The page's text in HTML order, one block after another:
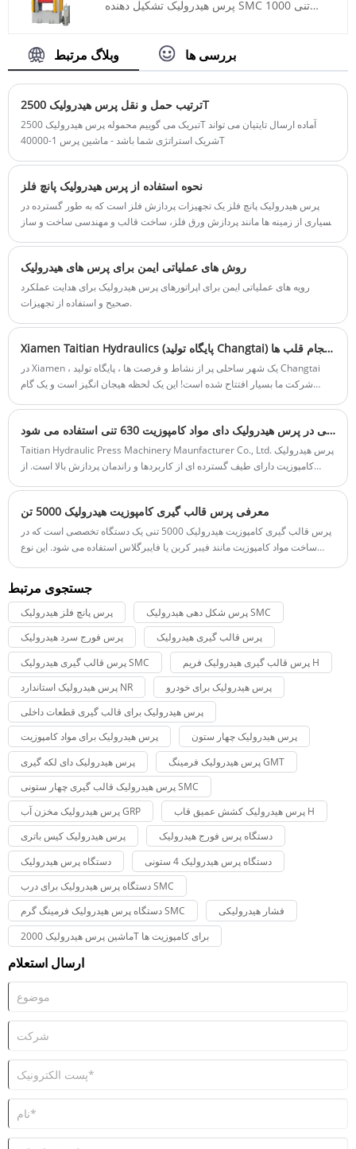
رنگ: طبق نیاز مشتری
حداقل سفارش: 1 مجموعه
زمان تحویل: حدود 4 ماه
پرس هیدرولیک تشکیل دهنده SMC 1000 تنی
مشتری اول، خدمات با کیفیت بالا و مدیریت
صادقانه پایبند بوده و تمام جزئیات محصول را با
روحیه مهارت انجام داده است تا به خوبی به هر
شماره مورد: TT-LM1000T
پرداخت: T/T، L/C
مبدا محصول: چین
رنگ: طبق نیاز مشتری
بندر حمل و نقل: بندر چینگدائو، بندر لیانیانگانگ
حداقل سفارش: 1 مجموعه
زمان تحویل: 4-5 ماه
وبلاگ مرتبط بررسی ها
ترتیب حمل و نقل پرس هیدرولیک 2500T
تبریک می گوییم محموله پرس هیدرولیک 2500T آماده ارسال تایتیان می تواند
شریک استراتژی شما باشد - ماشین پرس 1-40000T
نحوه استفاده از پرس هیدرولیک پانچ فلز
پرس هیدرولیک پانچ فلز یک تجهیزات پردازش فلز است که به طور گسترده در
بسیاری از زمینه ها مانند پردازش ورق فلز، ساخت قالب و مهندسی ساخت و ساز
روش های عملیاتی ایمن برای پرس های هیدرولیک
رویه های عملیاتی ایمن برای اپراتورهای پرس هیدرولیک برای هدایت عملکرد
صحیح و استفاده از تجهیزات.
Xiamen Taitian Hydraulics (پایگاه تولید Changtai) مراسم افتتاحیه و تیم سازی: یک نقطه شروع جدید ، انسجام قلب ها
در Xiamen ، یک شهر ساحلی پر از نشاط و فرصت ها ، پایگاه تولید Changtai
شرکت ما بسیار افتتاح شده است! این یک لحظه هیجان انگیز است و یک گام
چه مدلی در پرس هیدرولیک دای مواد کامپوزیت 630 تنی استفاده می شود
Taitian Hydraulic Press Machinery Maunfacturer Co., Ltd. پرس هیدرولیک
کامپوزیت دارای طیف گسترده ای از کاربردها و راندمان پردازش بالا است. از
معرفی پرس قالب گیری کامپوزیت هیدرولیک 5000 تن
پرس قالب گیری کامپوزیت هیدرولیک 5000 تنی یک دستگاه تخصصی است که در
ساخت مواد کامپوزیت مانند فیبر کربن یا فایبرگلاس استفاده می شود. این نوع
جستجوی مرتبط
پرس پانچ فلز هیدرولیک
پرس شکل دهی هیدرولیک SMC
پرس فورج سرد هیدرولیک
پرس قالب گیری هیدرولیک
پرس قالب گیری هیدرولیک SMC
پرس قالب گیری هیدرولیک فریم H
پرس هیدرولیک استاندارد NR
پرس هیدرولیک برای خودرو
پرس هیدرولیک برای قالب گیری قطعات داخلی
پرس هیدرولیک برای مواد کامپوزیت
پرس هیدرولیک چهار ستون
پرس هیدرولیک دای لکه گیری
پرس هیدرولیک فرمینگ GMT
پرس هیدرولیک قالب گیری چهار ستونی SMC
پرس هیدرولیک مخزن آب GRP
پرس هیدرولیک کشش عمیق قاب H
پرس هیدرولیک کیس باتری
دستگاه پرس فورج هیدرولیک
دستگاه پرس هیدرولیک
دستگاه پرس هیدرولیک 4 ستونی
دستگاه پرس هیدرولیک برای درب SMC
دستگاه پرس هیدرولیک فرمینگ گرم SMC
فشار هیدرولیکی
ماشین پرس هیدرولیک 2000T برای کامپوزیت ها
ارسال استعلام